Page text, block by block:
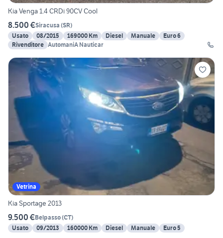
Kia Venga 1.4 CRDi 90CV Cool
8.500 €Siracusa (SR)
Usato
08/2015 169000 Km Diesel Manuale
Euro 6
Rivenditore AutomaniA Nauticar
Vetrina
Kia Sportage 2013
9.500 €Belpasso(CT)
Usato
09/2013 160000 Km Diesel Manuale Euro 5